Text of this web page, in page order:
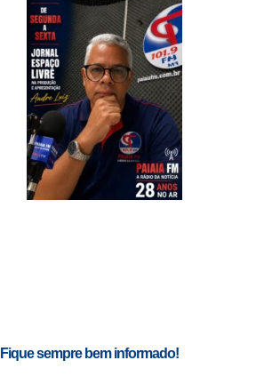
Fique sempre bem informado!